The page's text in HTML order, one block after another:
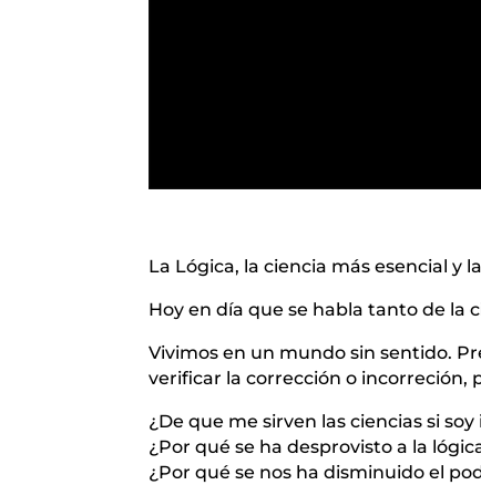
La Lógica, la ciencia más esencial y
Hoy en día que se habla tanto de la
Vivimos en un mundo sin sentido.
verificar la corrección o incorreción,
¿De que me sirven las ciencias si
¿Por qué se ha desprovisto a la
¿Por qué se nos ha disminuido el